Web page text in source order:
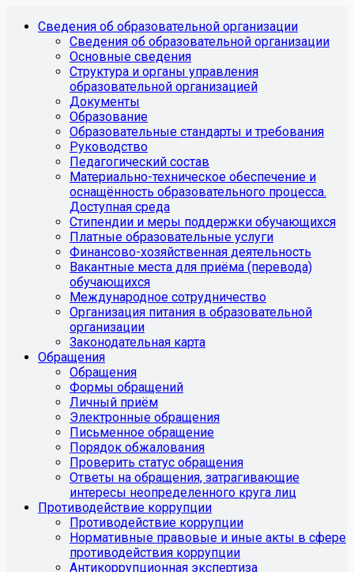
Сведения об образовательной организации
Сведения об образовательной организации
Основные сведения
Структура и органы управления
образовательной организацией
Документы
Образование
Образовательные стандарты и требования
Руководство
Педагогический состав
Материально-техническое обеспечение и
оснащённость образовательного процесса.
Доступная среда
Стипендии и меры поддержки обучающихся
Платные образовательные услуги
Финансово-хозяйственная деятельность
Вакантные места для приёма (перевода)
обучающихся
Международное сотрудничество
Организация питания в образовательной
организации
Законодательная карта
Обращения
Обращения
Формы обращений
Личный приём
Электронные обращения
Письменное обращение
Порядок обжалования
Проверить статус обращения
Ответы на обращения, затрагивающие
интересы неопределенного круга лиц
Противодействие коррупции
Противодействие коррупции
Нормативные правовые и иные акты в сфере
противодействия коррупции
Антикоррупционная экспертиза